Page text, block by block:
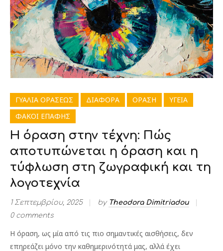
ΓΥΑΛΙΑ ΟΡΑΣΕΩΣ ΔΙΑΦΟΡΑ ΟΡΑΣΗ
ΥΓΕΙΑ
ΦΑΚΟΙ ΕΠΑΦΗΣ
Η όραση στην τέχνη: Πώς
αποτυπώνεται η όραση και η
τύφλωση στη ζωγραφική και τη
λογοτεχνία
1 Σεπτεμβρίου, 2025 by Theodora Dimitriadou
0 comments
Η όραση, ως μία από τις πιο σημαντικές αισθήσεις, δεν
επηρεάζει μόνο την καθημερινότητά μας, αλλά έχει